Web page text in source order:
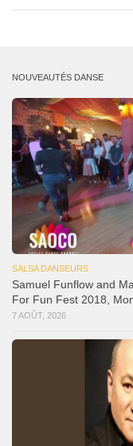
NOUVEAUTÉS DANSE
SALSA DANSEURS
Samuel Funflow and
For Fun Fest 2018,
7 AOÛT, 2026